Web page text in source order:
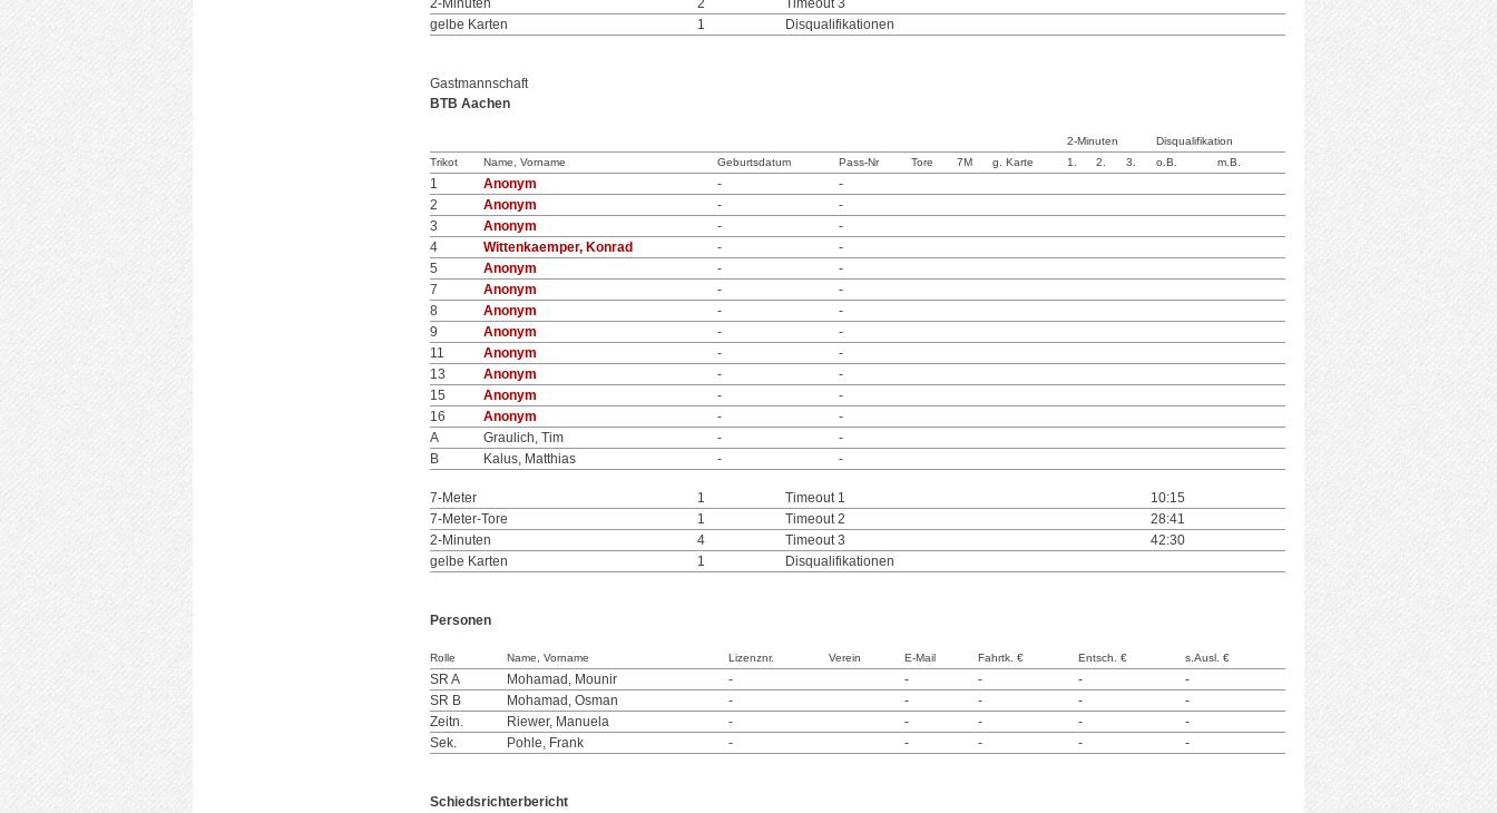
2-Minuten
2
Timeout 3
gelbe Karten
1 Disqualifikationen
Gastmannschaft
BTB Aachen
2-Minuten
Disqualifikation
Trikot
Name, Vorname Geburtsdatum Pass-Nr Tore 7M g. Karte 1. 2. 3. o.B. m.B.
1 Anonym -
-
2
Anonym -
-
3
Anonym -
-
4
Wittenkaemper, Konrad -
-
5
Anonym -
-
7
Anonym -
-
8
Anonym -
-
9
Anonym -
-
11
Anonym -
-
13
Anonym -
-
15
Anonym -
-
16
Anonym -
-
A
Graulich, Tim -
-
B
Kalus, Matthias - -
7-Meter 1 Timeout 1
10:15
7-Meter-Tore
1 Timeout 2
28:41
2-Minuten
4 Timeout 3
42:30
gelbe Karten
1 Disqualifikationen
Personen
Rolle Name, Vorname Lizenznr. Verein E-Mail Fahrtk. € Entsch. € s.Ausl. €
SR A Mohamad, Mounir - - - -
-
SR B
Mohamad, Osman - - - -
-
Zeitn.
Riewer, Manuela - - - -
-
Sek.
Pohle, Frank - - - - -
Schiedsrichterbericht